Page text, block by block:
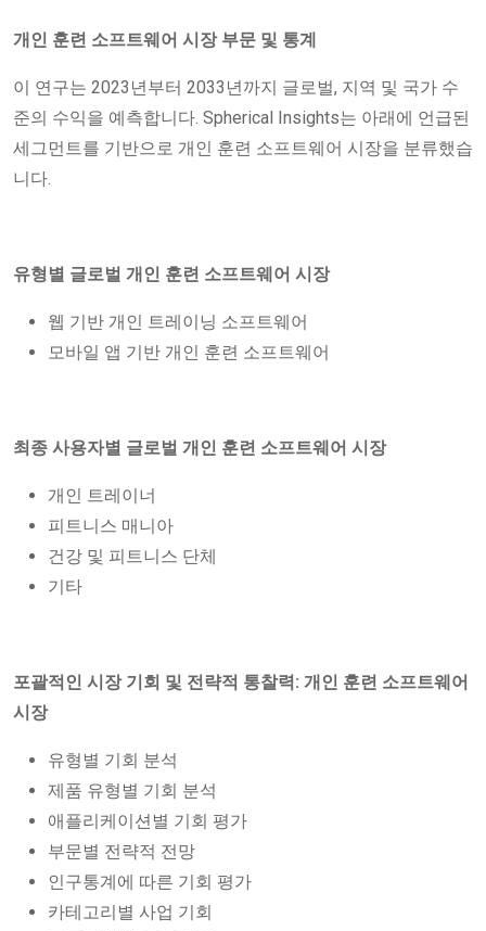
개인 훈련 소프트웨어 시장 부문 및 통계
이 연구는 2023년부터 2033년까지 글로벌, 지역 및 국가 수
준의 수익을 예측합니다. Spherical Insights는 아래에 언급된
세그먼트를 기반으로 개인 훈련 소프트웨어 시장을 분류했습
니다.
유형별 글로벌 개인 훈련 소프트웨어 시장
웹 기반 개인 트레이닝 소프트웨어
모바일 앱 기반 개인 훈련 소프트웨어
최종 사용자별 글로벌 개인 훈련 소프트웨어 시장
개인 트레이너
피트니스 매니아
건강 및 피트니스 단체
기타
포괄적인 시장 기회 및 전략적 통찰력: 개인 훈련 소프트웨어
시장
유형별 기회 분석
제품 유형별 기회 분석
애플리케이션별 기회 평가
부문별 전략적 전망
인구통계에 따른 기회 평가
카테고리별 사업 기회